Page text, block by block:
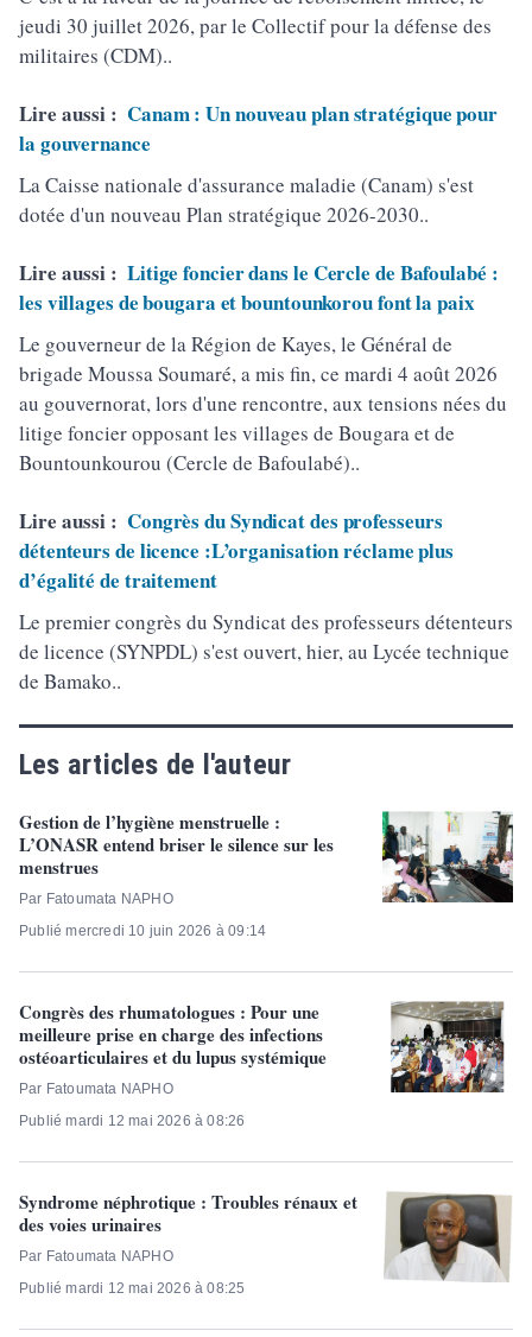
jeudi 30 juillet 2026, par le Collectif pour la défense des
militaires (CDM)..
Lire aussi : Canam : Un nouveau plan stratégique pour
la gouvernance
La Caisse nationale d'assurance maladie (Canam) s'est
dotée d'un nouveau Plan stratégique 2026-2030..
Lire aussi : Litige foncier dans le Cercle de Bafoulabé :
les villages de bougara et bountounkorou font la paix
Le gouverneur de la Région de Kayes, le Général de
brigade Moussa Soumaré, a mis fin, ce mardi 4 août 2026
au gouvernorat, lors d'une rencontre, aux tensions nées du
litige foncier opposant les villages de Bougara et de
Bountounkourou (Cercle de Bafoulabé)..
Lire aussi : Congrès du Syndicat des professeurs
détenteurs de licence :L’organisation réclame plus
d’égalité de traitement
Le premier congrès du Syndicat des professeurs détenteurs
de licence (SYNPDL) s'est ouvert, hier, au Lycée technique
de Bamako..
Les articles de l'auteur
Gestion de l’hygiène menstruelle :
L’ONASR entend briser le silence sur les
menstrues
Par Fatoumata NAPHO
Publié mercredi 10 juin 2026 à 09:14
Congrès des rhumatologues : Pour une
meilleure prise en charge des infections
ostéoarticulaires et du lupus systémique
Par Fatoumata NAPHO
Publié mardi 12 mai 2026 à 08:26
Syndrome néphrotique : Troubles rénaux et
des voies urinaires
Par Fatoumata NAPHO
Publié mardi 12 mai 2026 à 08:25